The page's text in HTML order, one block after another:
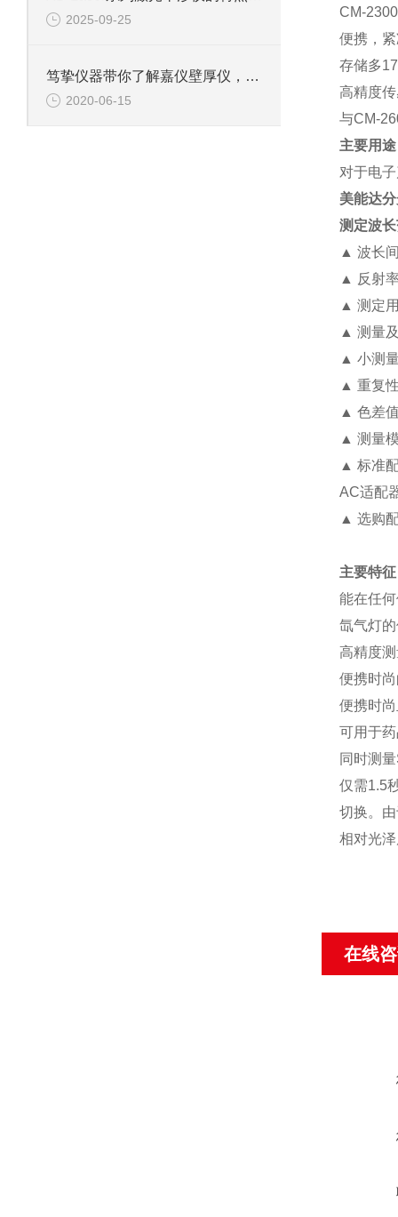
2025-09-25
笃挚仪器带你了解嘉仪壁厚仪，瓶壁测量好帮手
2020-06-15
CM-
便携，
存储多
高精度
与CM-
主要用
对于电
美能达
测定波
▲ 波长
▲ 反射
▲ 测定
▲ 测量
▲ 小测
▲ 重复
▲ 色差
▲ 测量
▲ 标准
AC适配
▲ 选购
主要特征
能在任
氙气灯
高精度
便携时
便携时
可用于
同时测
仅需1.5
切换。
相对光
在线